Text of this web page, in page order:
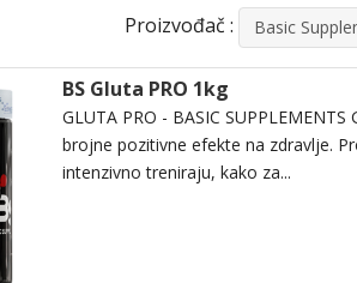
Proizvođač : Basic
BS Gluta PRO 1kg
GLUTA PRO - BASIC
brojne pozitivne efekte na zdravlje.
intenzivno treniraju, kako za...